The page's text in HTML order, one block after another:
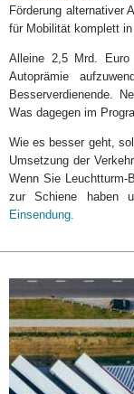
Förderung alternativer
für Mobilität komplett
Alleine 2,5 Mrd.
Autoprämie
Besserverdienende.
Was dagegen im
Wie es besser geht,
Umsetzung der
Wenn Sie Leuchtturm-
zur Schiene haben
Einsendung.